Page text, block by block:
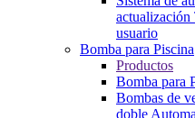
actualización
usuario
Bomba para Piscina
Productos
Bomba para
Bombas de
doble